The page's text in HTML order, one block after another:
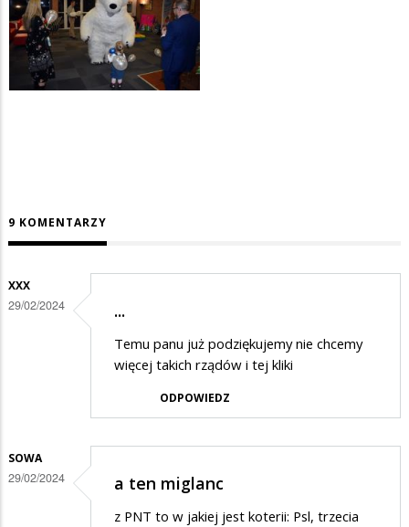
9 KOMENTARZY
XXX
29/02/2024 ...
Temu panu już podziękujemy nie chcemy
więcej takich rządów i tej kliki
ODPOWIEDZ
SOWA
29/02/2024 a ten miglanc
z PNT to w jakiej jest koterii: Psl, trzecia